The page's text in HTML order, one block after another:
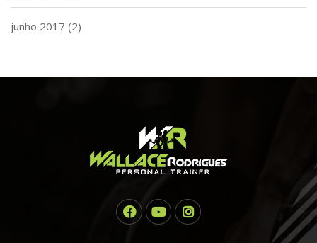
junho 2017 (2)